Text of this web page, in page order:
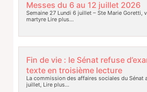
Messes du 6 au 12 juillet 2026
Semaine 27 Lundi 6 juillet – Ste Marie Goretti,
martyreLire plus…
Fin de vie : le Sénat refuse
texte en troisième lecture
La commission des affaires sociales du Sénat
juillet, Lire plus…